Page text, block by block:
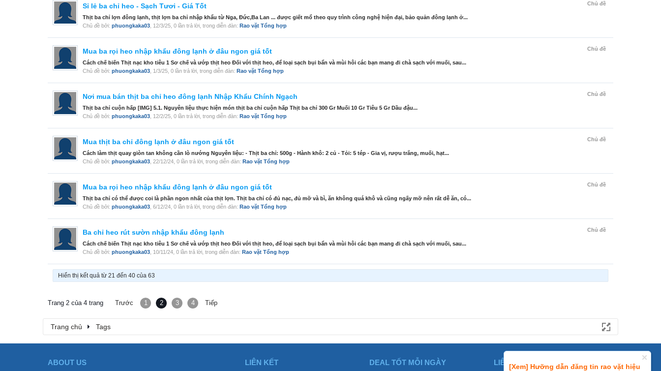
[Xem] Hưỡng dẫn đăng tin rao vặt hiệu
Chủ đề
Sỉ lẻ ba chỉ heo - Sạch Tươi - Giá Tốt
Thịt ba chỉ lợn đông lạnh, thịt lợn ba chỉ nhập khẩu từ Nga, Đức,Ba Lan ... được giết mổ theo quy trình công nghệ hiện đại, bảo quản đông lạnh ở...
Chủ đề bởi: phuongkaka03 12/3/25 , 0 lần trả lời, trong diễn đàn: Rao vặt Tổng hợp
Chủ đề
Mua ba rọi heo nhập khẩu đông lạnh ở đâu ngon giá tốt
Cách chế biến Thịt nạc kho tiêu 1 Sơ chế và ướp thịt heo Đối với thịt heo, để loại sạch bụi bẩn và mùi hôi các bạn mang đi chà sạch với muối, sau...
Chủ đề bởi: phuongkaka03 1/3/25 , 0 lần trả lời, trong diễn đàn: Rao vặt Tổng hợp
Chủ đề
Nơi mua bán thịt ba chỉ heo đông lạnh Nhập Khẩu Chính Ngạch
Thịt ba chỉ cuộn hấp [IMG] 5.1. Nguyên liệu thực hiện món thịt ba chỉ cuộn hấp Thịt ba chỉ 300 Gr Muối 10 Gr Tiêu 5 Gr Dầu đậu...
Chủ đề bởi: phuongkaka03 12/2/25 , 0 lần trả lời, trong diễn đàn: Rao vặt Tổng hợp
Chủ đề
Mua thịt ba chỉ đông lạnh ở đâu ngon giá tốt
Cách làm thịt quay giòn tan không cần lò nướng Nguyên liệu: - Thịt ba chỉ: 500g - Hành khô: 2 củ - Tỏi: 5 tép - Gia vị, rượu trắng, muối, hạt...
Chủ đề bởi: phuongkaka03 22/12/24 , 0 lần trả lời, trong diễn đàn: Rao vặt Tổng hợp
Chủ đề
Mua ba rọi heo nhập khẩu đông lạnh ở đâu ngon giá tốt
Thịt ba chỉ có thể được coi là phần ngon nhất của thịt lợn. Thịt ba chỉ có đủ nạc, đủ mỡ và bì, ăn không quá khô và cũng ngấy mỡ nên rất dễ ăn, có...
Chủ đề bởi: phuongkaka03 6/12/24 , 0 lần trả lời, trong diễn đàn: Rao vặt Tổng hợp
Chủ đề
Ba chỉ heo rút sườn nhập khẩu đông lạnh
Cách chế biến Thịt nạc kho tiêu 1 Sơ chế và ướp thịt heo Đối với thịt heo, để loại sạch bụi bẩn và mùi hôi các bạn mang đi chà sạch với muối, sau...
Chủ đề bởi: phuongkaka03 10/11/24 , 0 lần trả lời, trong diễn đàn: Rao vặt Tổng hợp
Hiển thị kết quả từ 21 đến 40 của 63
Trang 2 của 4 trang Trước 1 2 3 4 Tiếp
Trang chủ Tags
ABOUT US LIÊN KẾT DEAL TỐT MỖI NGÀY LIÊN HỆ